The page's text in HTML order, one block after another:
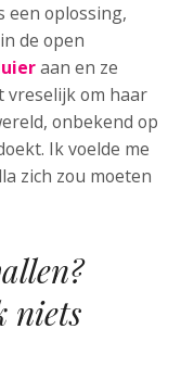
een oplossing,
de open
aan en ze
vreselijk om haar
onbekend op
Ik voelde me
zich zou moeten
niets